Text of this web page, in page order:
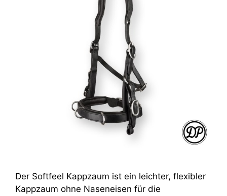
Der Softfeel Kappzaum ist ein leichter, flexibler
Kappzaum ohne Naseneisen für die